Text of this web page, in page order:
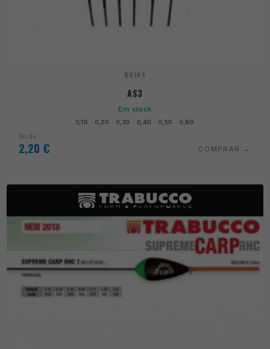
BOIAS
AS3
Em stock
0,1G · 0,2G · 0,3G · 0,4G · 0,5G · 0,6G
Desde
2,20 € COMPRAR